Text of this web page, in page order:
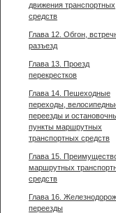
движения транспортных
средств
Глава 12. Обгон,
разъезд
Глава 13. Проезд
перекрестков
Глава 14. Пешеходные
переходы,
переезды и
пункты маршрутных
транспортных средств
Глава 15.
маршрутных
средств
Глава 16.
переезды